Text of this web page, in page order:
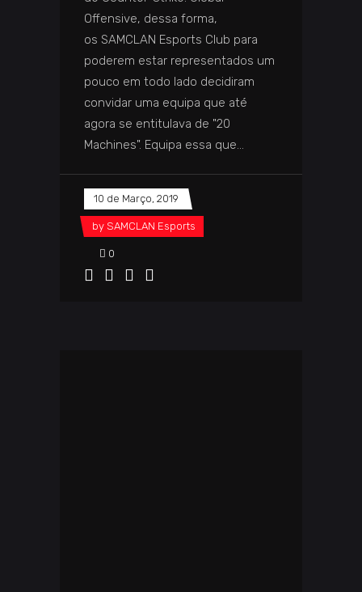
Offensive, dessa forma,
os SAMCLAN Esports Club para
poderem estar representados um
pouco em todo lado decidiram
convidar uma equipa que até
agora se entitulava de "20
Machines". Equipa essa que
10 de Março, 2019
by SAMCLAN Esports
0